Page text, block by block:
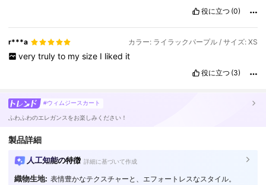
役に立つ (0)
r***a カラー: ライラックパープル / サイズ: XS
very truly to my size I liked it
役に立つ (3)
#ウィムジースカート
ふわふわのエレガンスをお楽しみください！
製品詳細
人工知能の特徴 詳細に基づいて作成
織物生地: 表情豊かなテクスチャーと、エフォートレスなスタイル。